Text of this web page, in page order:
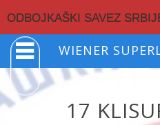
ODBOJKAŠKI SAVEZ
WIENER
17